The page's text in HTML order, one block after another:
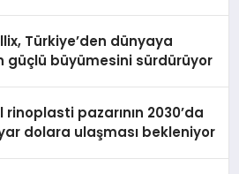
Türkiye’den dünyaya
güçlü büyümesini sürdürüyor
rinoplasti pazarının 2030’da
dolara ulaşması bekleniyor